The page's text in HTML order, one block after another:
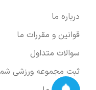
درباره ما
قوانین و مقررات ما
سوالات متداول
ثبت مجموعه ورزشی